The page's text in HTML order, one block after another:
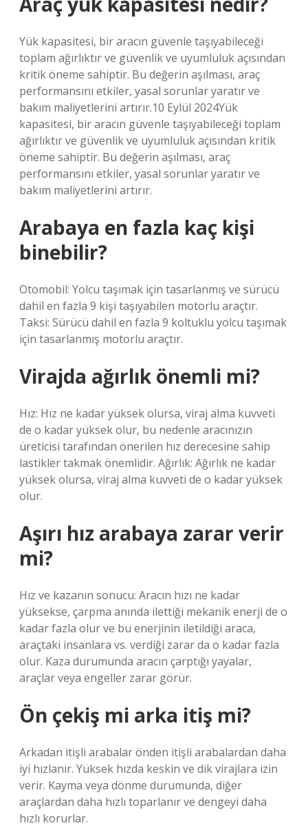
Yük kapasitesi, bir aracın güvenle taşıyabileceği
toplam ağırlıktır ve güvenlik ve uyumluluk açısından
kritik öneme sahiptir. Bu değerin aşılması, araç
performansını etkiler, yasal sorunlar yaratır ve
bakım maliyetlerini artırır.10 Eylül 2024Yük
kapasitesi, bir aracın güvenle taşıyabileceği toplam
ağırlıktır ve güvenlik ve uyumluluk açısından kritik
öneme sahiptir. Bu değerin aşılması, araç
performansını etkiler, yasal sorunlar yaratır ve
bakım maliyetlerini artırır.
Arabaya en fazla kaç kişi
binebilir?
Otomobil: Yolcu taşımak için tasarlanmış ve sürücü
dahil en fazla 9 kişi taşıyabilen motorlu araçtır.
Taksi: Sürücü dahil en fazla 9 koltuklu yolcu taşımak
için tasarlanmış motorlu araçtır.
Virajda ağırlık önemli mi?
Hız: Hız ne kadar yüksek olursa, viraj alma kuvveti
de o kadar yüksek olur, bu nedenle aracınızın
üreticisi tarafından önerilen hız derecesine sahip
lastikler takmak önemlidir. Ağırlık: Ağırlık ne kadar
yüksek olursa, viraj alma kuvveti de o kadar yüksek
olur.
Aşırı hız arabaya zarar verir
mi?
Hız ve kazanın sonucu: Aracın hızı ne kadar
yüksekse, çarpma anında ilettiği mekanik enerji de o
kadar fazla olur ve bu enerjinin iletildiği araca,
araçtaki insanlara vs. verdiği zarar da o kadar fazla
olur. Kaza durumunda aracın çarptığı yayalar,
araçlar veya engeller zarar görür.
Ön çekiş mi arka itiş mi?
Arkadan itişli arabalar önden itişli arabalardan daha
iyi hızlanır. Yüksek hızda keskin ve dik virajlara izin
verir. Kayma veya dönme durumunda, diğer
araçlardan daha hızlı toparlanır ve dengeyi daha
hızlı korurlar.